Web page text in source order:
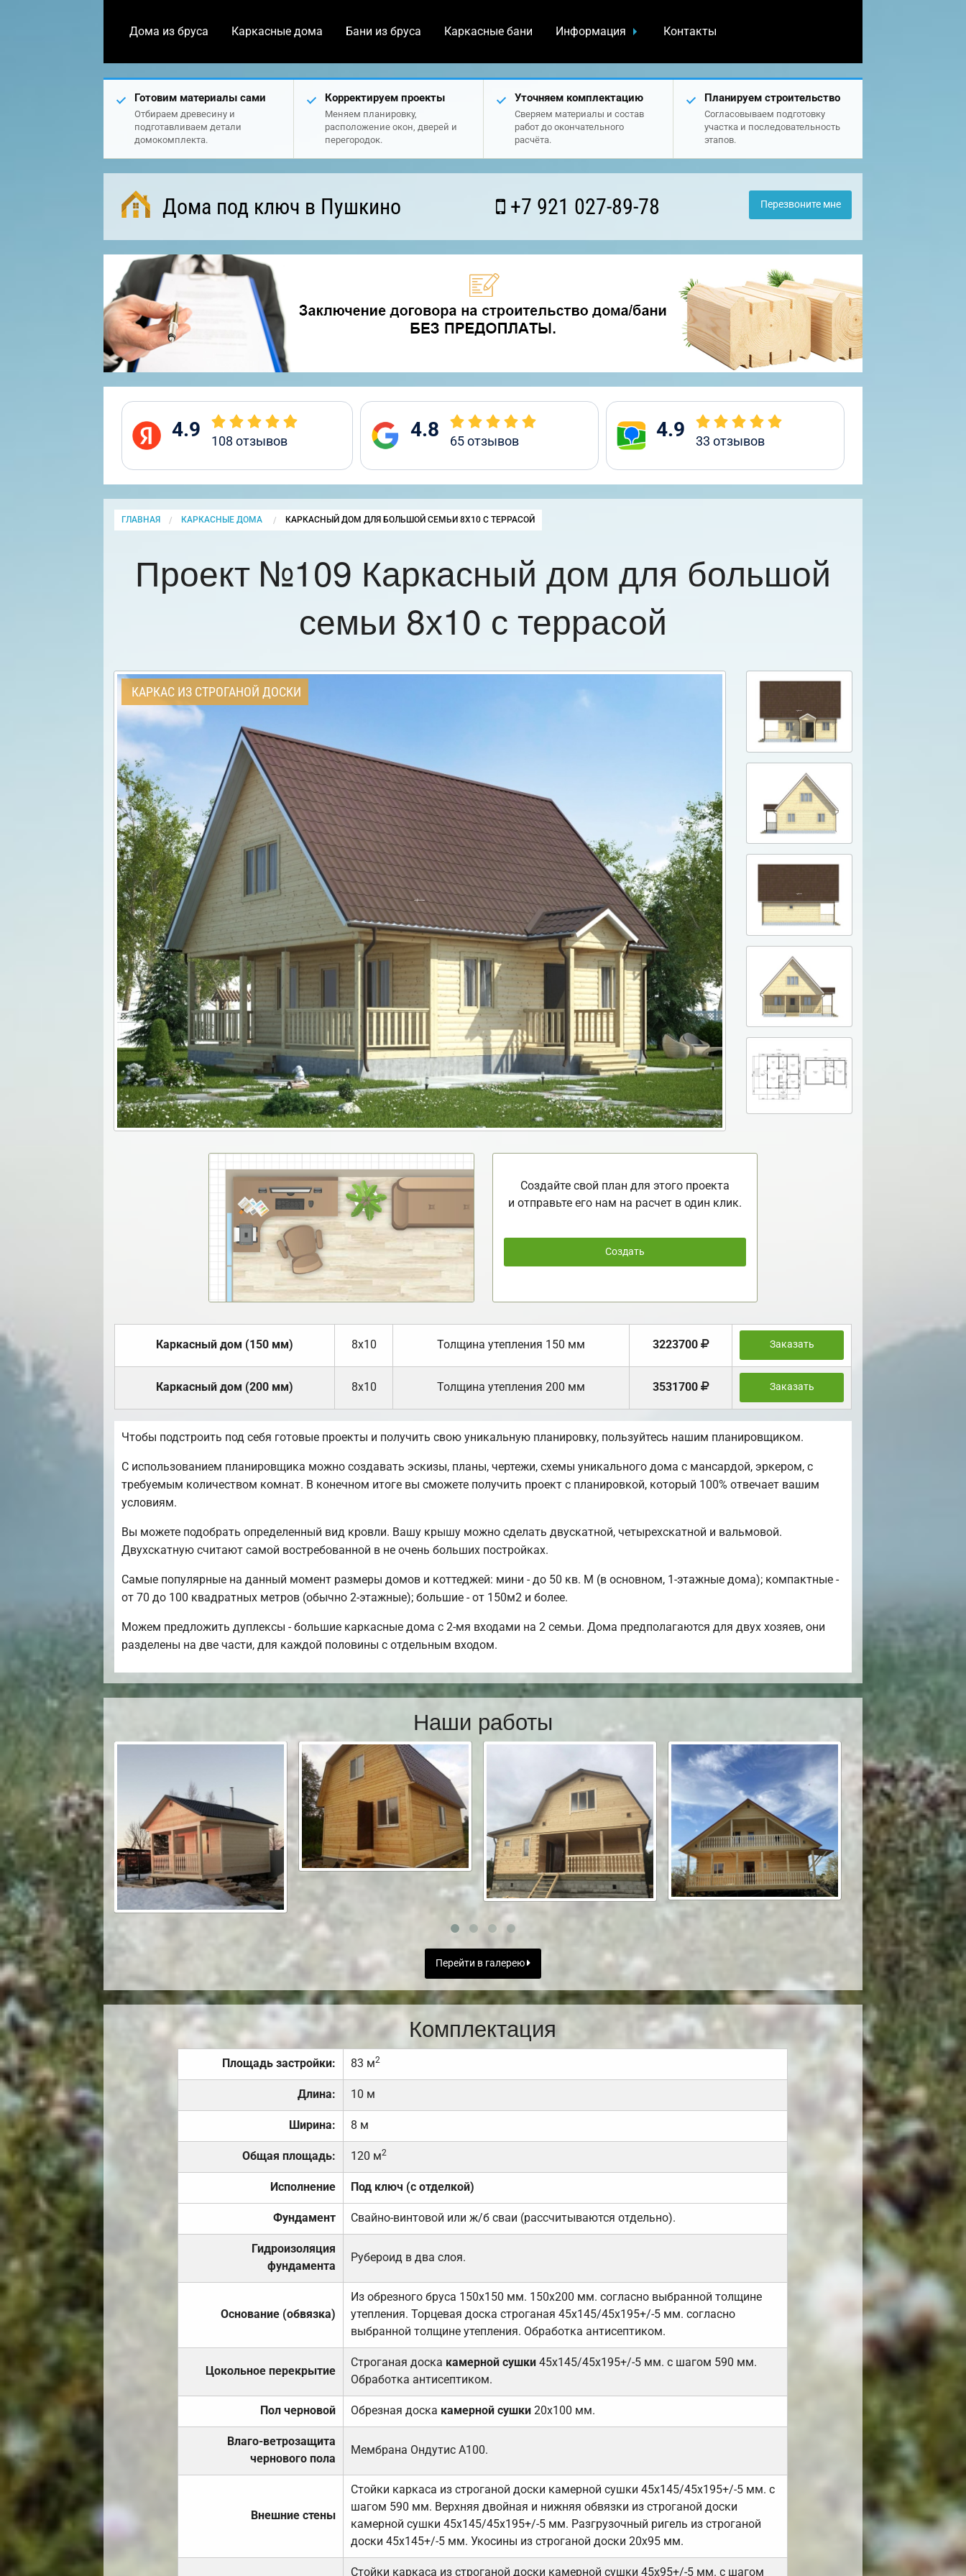
Дома из бруса Каркасные дома Бани из бруса Каркасные бани Информация Контакты
Готовим материалы сами
Отбираем древесину и
подготавливаем детали
домокомплекта.
Корректируем проекты
Меняем планировку,
расположение окон, дверей и
перегородок.
Уточняем комплектацию
Сверяем материалы и состав
работ до окончательного
расчёта.
Планируем строительство
Согласовываем подготовку
участка и последовательность
этапов.
Дома под ключ в Пушкино +7 921 027-89-78 Перезвоните мне
4.9 108 отзывов 4.8 65отзывов 4.9 33 отзывов
ГЛАВНАЯ КАРКАСНЫЕ ДОМА CURRENT:
КАРКАСНЫЙ ДОМ ДЛЯ БОЛЬШОЙ СЕМЬИ 8Х10 С ТЕРРАСОЙ
Проект №109 Каркасный дом для большой
семьи 8х10 с террасой
КАРКАС ИЗ СТРОГАНОЙ ДОСКИ
Создайте свой план для этого проекта
и отправьте его нам на расчет в один клик.
Создать
Каркасный дом (150 мм) 8х10 Толщина утепления 150 мм 3223700 Заказать
Каркасный дом (200 мм) 8х10 Толщина утепления 200 мм 3531700 Заказать
Чтобы подстроить под себя готовые проекты и получить свою уникальную планировку, пользуйтесь нашим планировщиком.
С использованием планировщика можно создавать эскизы, планы, чертежи, схемы уникального дома с мансардой, эркером, с
требуемым количеством комнат. В конечном итоге вы сможете получить проект с планировкой, который 100% отвечает вашим
условиям.
Вы можете подобрать определенный вид кровли. Вашу крышу можно сделать двускатной, четырехскатной и вальмовой.
Двухскатную считают самой востребованной в не очень больших постройках.
Самые популярные на данный момент размеры домов и коттеджей: мини - до 50 кв. М (в основном, 1-этажные дома); компактные -
от 70 до 100 квадратных метров (обычно 2-этажные); большие - от 150м2 и более.
Можем предложить дуплексы - большие каркасные дома с 2-мя входами на 2 семьи. Дома предполагаются для двух хозяев, они
разделены на две части, для каждой половины с отдельным входом.
Наши работы
Перейти в галерею
Комплектация
Площадь застройки: 83 м2
Длина: 10 м
Ширина: 8 м
Общая площадь: 120 м2
Исполнение Под ключ (с отделкой)
Фундамент Свайно-винтовой или ж/б сваи (рассчитываются отдельно).
Гидроизоляция
фундамента
Рубероид в два слоя.
Основание (обвязка)
Из обрезного бруса 150х150 мм. 150х200 мм. согласно выбранной толщине
утепления. Торцевая доска строганая 45х145/45х195+/-5 мм. согласно
выбранной толщине утепления. Обработка антисептиком.
Цокольное перекрытие
Строганая доска камерной сушки 45х145/45х195+/-5 мм. с шагом 590 мм.
Обработка антисептиком.
Пол черновой Обрезная доска камерной сушки20х100 мм.
Влаго-ветрозащита
чернового пола
Мембрана Ондутис А100.
Внешние стены
Стойки каркаса из строганой доски камерной сушки 45х145/45х195+/-5 мм. с
шагом 590 мм. Верхняя двойная и нижняя обвязки из строганой доски
камерной сушки 45х145/45х195+/-5 мм. Разгрузочный ригель из строганой
доски 45х145+/-5 мм. Укосины из строганой доски 20х95 мм.
Стойки каркаса из строганой доски камерной сушки 45х95+/-5 мм. с шагом